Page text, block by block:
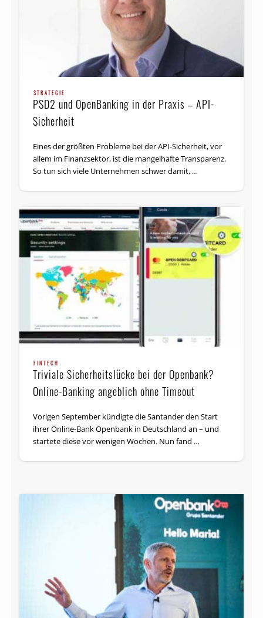
STRATEGIE
PSD2 und OpenBanking in der Praxis – API-
Sicherheit
Eines der größten Probleme bei der API-Sicherheit, vor
allem im Finanzsektor, ist die mangelhafte Transparenz.
So tun sich viele Unternehmen schwer damit, …
FINTECH
Triviale Sicherheitslücke bei der Openbank?
Online-Banking angeblich ohne Timeout
Vorigen September kündigte die Santander den Start
ihrer Online-Bank Openbank in Deutschland an – und
startete diese vor wenigen Wochen. Nun fand …